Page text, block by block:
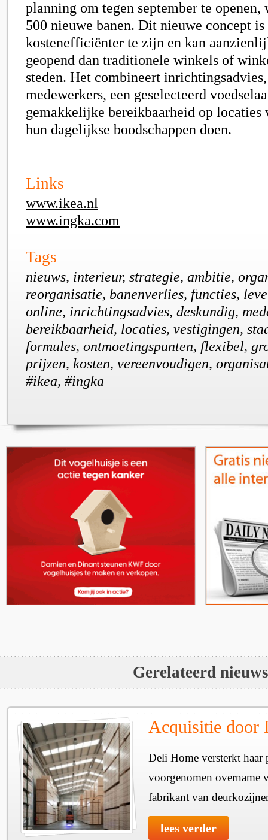
planning om tegen september te
500 nieuwe banen. Dit nieuwe concept
kostenefficiënter te zijn en kan
geopend dan traditionele winkels of
steden. Het combineert
medewerkers, een geselecteerd
gemakkelijke bereikbaarheid op locaties
hun dagelijkse boodschappen doen.
Links
www.ikea.nl
www.ingka.com
Tags
nieuws, interieur, strategie, ambitie,
reorganisatie, banenverlies, functies,
online, inrichtingsadvies, deskundig,
bereikbaarheid, locaties, vestigingen,
formules, ontmoetingspunten, flexibel,
prijzen, kosten, vereenvoudigen,
#ikea, #ingka
Gerelateerd nieuws
Acquisitie door
Deli Home versterkt haar
voorgenomen overname
fabrikant van
lees verder